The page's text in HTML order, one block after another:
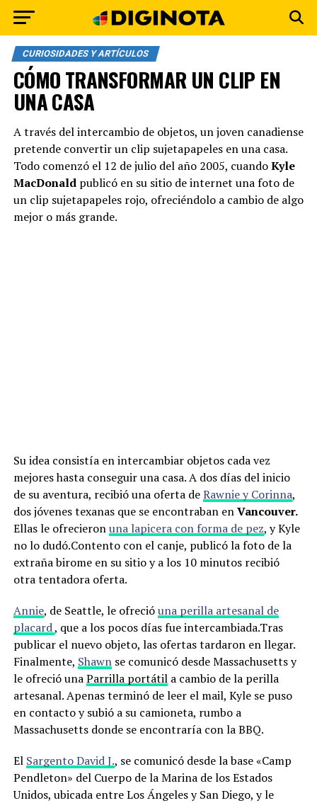
CURIOSIDADES Y ARTÍCULOS
CÓMO TRANSFORMAR UN CLIP EN
UNA CASA
A través del intercambio de objetos, un joven canadiense
pretende convertir un clip sujetapapeles en una casa.
Todo comenzó el 12 de julio del año 2005, cuandoKyle
MacDonaldpublicó en su sitio de internet una foto de
un clip sujetapapeles rojo, ofreciéndolo a cambio de algo
mejor o más grande.
Su idea consistía en intercambiar objetos cada vez
mejores hasta conseguir una casa. A dos días del inicio
de su aventura, recibió una oferta deRawnie y Corinna,
dos jóvenes texanas que se encontraban enVancouver.
Ellas le ofrecieronuna lapicera con forma de pez, y Kyle
no lo dudó.Contento con el canje, publicó la foto de la
extraña birome en su sitio y a los 10 minutos recibió
otra tentadora oferta.
Annie, de Seattle, le ofrecióuna perilla artesanal de
placard, que a los pocos días fue intercambiada.Tras
publicar el nuevo objeto, las ofertas tardaron en llegar.
Finalmente, Shawnse comunicó desde Massachusetts y
le ofreció unaParrilla portátila cambio de la perilla
artesanal. Apenas terminó de leer el mail, Kyle se puso
en contacto y subió a su camioneta, rumbo a
Massachusetts donde se encontraría con la BBQ.
El Sargento David J., se comunicó desde la base «Camp
Pendleton» del Cuerpo de la Marina de los Estados
Unidos, ubicada entre Los Ángeles y San Diego, y le